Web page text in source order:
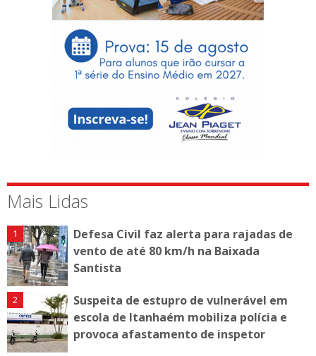
Mais Lidas
Defesa Civil faz alerta para rajadas de
vento de até 80 km/h na Baixada
Santista
Suspeita de estupro de vulnerável em
escola de Itanhaém mobiliza polícia e
provoca afastamento de inspetor